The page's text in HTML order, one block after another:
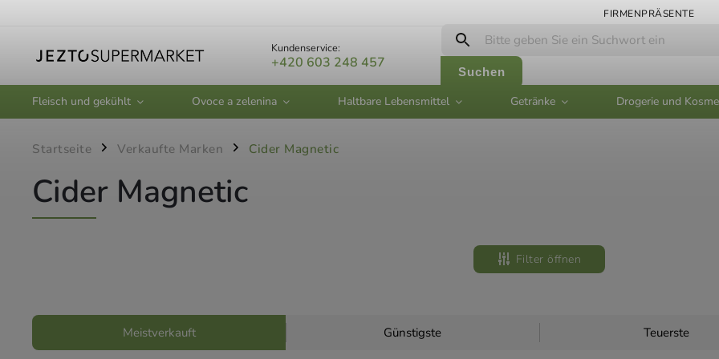
FIRMENPRÄSENTE
Kundenservice:
+420 603 248 457
Suchen
Fleisch und gekühlt Ovoce a zelenina Haltbare Lebensmittel Getränke Drogerie und
Startseite / Verkaufte Marken / Cider Magnetic
Cider Magnetic
Filter öffnen
Meistverkauft Günstigste Teuerste